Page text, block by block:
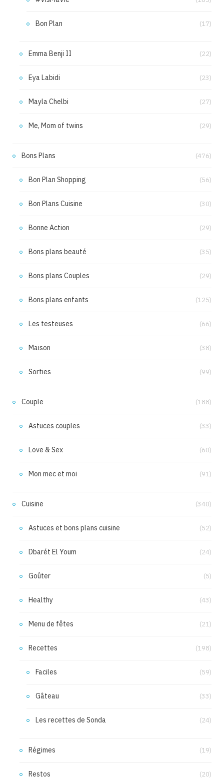
Bon Plan (17)
Emma Benji II (22)
Eya Labidi (23)
Mayla Chelbi (27)
Me, Mom of twins (29)
Bons Plans (476)
Bon Plan Shopping (56)
Bon Plans Cuisine (30)
Bonne Action (29)
Bons plans beauté (35)
Bons plans Couples (29)
Bons plans enfants (125)
Les testeuses (66)
Maison (38)
Sorties (99)
Couple (188)
Astuces couples (33)
Love & Sex (60)
Mon mec et moi (91)
Cuisine (340)
Astuces et bons plans cuisine (52)
Dbarét El Youm (24)
Goûter (5)
Healthy (43)
Menu de fêtes (21)
Recettes (198)
Faciles (59)
Gâteau (33)
Les recettes de Sonda (24)
Régimes (19)
Restos (20)